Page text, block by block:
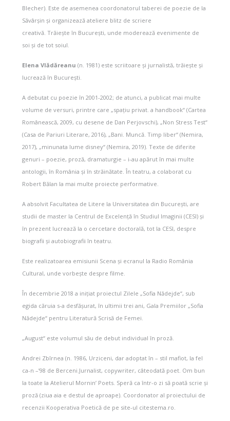
Blecher). Este de asemenea coordonatorul taberei de poezie de la
Săvârșin și organizează ateliere blitz de scriere
creativă. Trăiește în București, unde moderează evenimente de
soi și de tot soiul.
Elena Vlădăreanu (n. 1981) este scriitoare și jurnalistă, trăiește și
lucrează în București.
A debutat cu poezie în 2001-2002; de atunci, a publicat mai multe
volume de versuri, printre care „spaţiu privat. a handbook“ (Cartea
Românească, 2009, cu desene de Dan Perjovschi), „Non Stress Test“
(Casa de Pariuri Literare, 2016), „Bani. Muncă. Timp liber“ (Nemira,
2017), „minunata lume disney“ (Nemira, 2019). Texte de diferite
genuri – poezie, proză, dramaturgie – i-au apărut în mai multe
antologii, în România și în străinătate. În teatru, a colaborat cu
Robert Bălan la mai multe proiecte performative.
A absolvit Facultatea de Litere la Universitatea din București, are
studii de master la Centrul de Excelență în Studiul Imaginii (CESI) și
în prezent lucrează la o cercetare doctorală, tot la CESI, despre
biografii și autobiografii în teatru.
Este realizatoarea emisiunii Scena și ecranul la Radio România
Cultural, unde vorbește despre filme.
În decembrie 2018 a inițiat proiectul Zilele „Sofia Nădejde“, sub
egida căruia s-a desfășurat, în ultimii trei ani, Gala Premiilor „Sofia
Nădejde“ pentru Literatură Scrisă de Femei.
„August“ este volumul său de debut individual în proză.
Andrei Zbîrnea (n. 1986, Urziceni, dar adoptat în – stil mafiot, la fel
ca-n –’98 de Berceni.Jurnalist, copywriter, câteodată poet. Om bun
la toate la Atelierul Mornin’ Poets. Speră ca într-o zi să poată scrie și
proză (ziua aia e destul de aproape). Coordonator al proiectului de
recenzii Kooperativa Poetică de pe site-ul citestema.ro.